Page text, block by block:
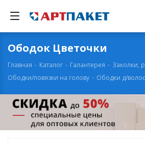
Ободок Цветочки
Главная - Каталог - Галантерея - Заколки,
Ободки/повязки на голову - Ободки д/волос